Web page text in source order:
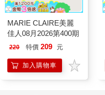
MARIE CLAIRE美麗
佳人08月2026第400期
220 特價 209 元
加入購物車